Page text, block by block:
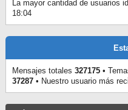
La mayor cantidad de usuarios
18:04
Mensajes totales 327175 •
37287 • Nuestro usuario más